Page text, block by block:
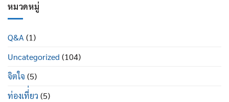
บ้าง
ยี่ห้อ
หมวดหมู่
Q&A(1)
Uncategorized (104)
จิตใจ (5)
ท่องเที่่ยว (5)